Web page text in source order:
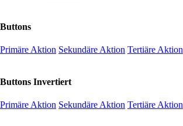
Buttons
Primäre Aktion Sekundäre Aktion Tertiäre Aktion
Buttons Invertiert
Primäre Aktion Sekundäre Aktion Tertiäre Aktion